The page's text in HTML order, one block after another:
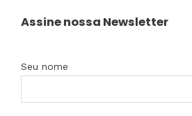
Assine nossa Newsletter
Seu nome